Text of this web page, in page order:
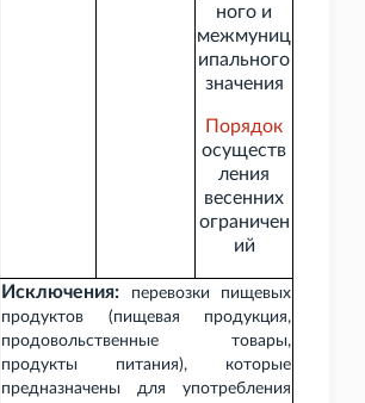
ного и
межмуниц
ипального
значения
Порядок
осуществ
ления
весенних
ограничен
ий
Исключения:
перевозки пищевых
продуктов (пищевая продукция,
продовольственные товары,
продукты питания), которые
предназначены для употребления